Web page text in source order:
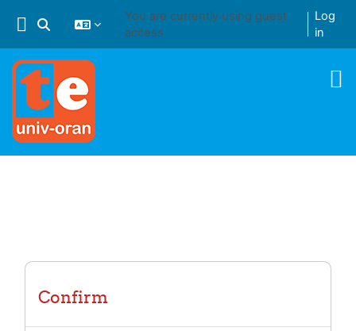
Toggle search input
You are currently using guest
access
Log
in
Confirm